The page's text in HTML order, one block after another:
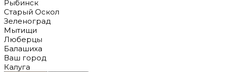
Рыбинск
Старый Оскол
Зеленоград
Мытищи
Люберцы
Балашиха
Ваш город
Калуга